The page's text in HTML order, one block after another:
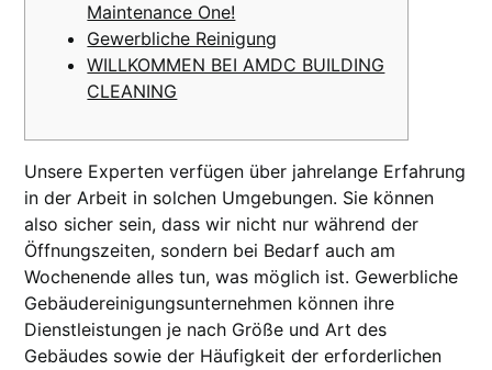
Maintenance One!
Gewerbliche Reinigung
WILLKOMMEN BEI AMDC BUILDING
CLEANING
Unsere Experten verfügen über jahrelange Erfahrung
in der Arbeit in solchen Umgebungen. Sie können
also sicher sein, dass wir nicht nur während der
Öffnungszeiten, sondern bei Bedarf auch am
Wochenende alles tun, was möglich ist. Gewerbliche
Gebäudereinigungsunternehmen können ihre
Dienstleistungen je nach Größe und Art des
Gebäudes sowie der Häufigkeit der erforderlichen